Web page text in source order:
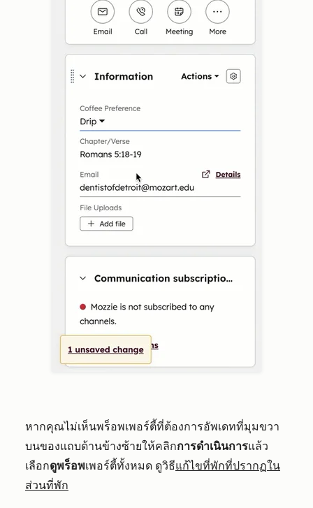
หากคุณไม่เห็นพร็อพเพอร์ตี้ที่ต้องการอัพเดทที่มุมขวา
บนของแถบด้านข้างซ้ายให้คลิกการดำเนินการแล้ว
เลือกดูพร็อพเพอร์ตี้ทั้งหมด ดูวิธีแก้ไขที่พักที่ปรากฏใน
ส่วนที่พัก